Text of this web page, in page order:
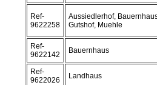
Ref-
9622258
Aussiedlerhof,
Gutshof, Muehle
Ref-
9622142
Bauernhaus
Ref-
9622026
Landhaus